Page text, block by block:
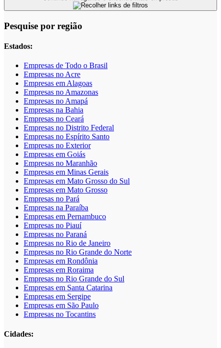
Pesquise por região
Estados:
Empresas de Todo o Brasil
Empresas no Acre
Empresas em Alagoas
Empresas no Amazonas
Empresas no Amapá
Empresas na Bahia
Empresas no Ceará
Empresas no Distrito Federal
Empresas no Espírito Santo
Empresas no Exterior
Empresas em Goiás
Empresas no Maranhão
Empresas em Minas Gerais
Empresas em Mato Grosso do Sul
Empresas em Mato Grosso
Empresas no Pará
Empresas na Paraíba
Empresas em Pernambuco
Empresas no Piauí
Empresas no Paraná
Empresas no Rio de Janeiro
Empresas no Rio Grande do Norte
Empresas em Rondônia
Empresas em Roraima
Empresas no Rio Grande do Sul
Empresas em Santa Catarina
Empresas em Sergipe
Empresas em São Paulo
Empresas no Tocantins
Cidades: